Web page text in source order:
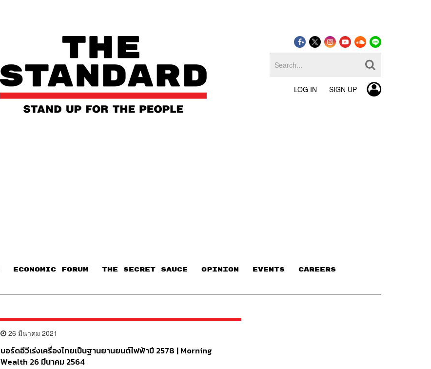
LOG IN SIGN UP
ECONOMIC FORUM THE SECRET SAUCE​ OPINION EVENTS CAREERS
26 มีนาคม 2021
บอร์ดอีวีเร่งเครื่องไทยเป็นฐานยานยนต์ไฟฟ้าปี 2578 | Morning
Wealth 26 มีนาคม 2564